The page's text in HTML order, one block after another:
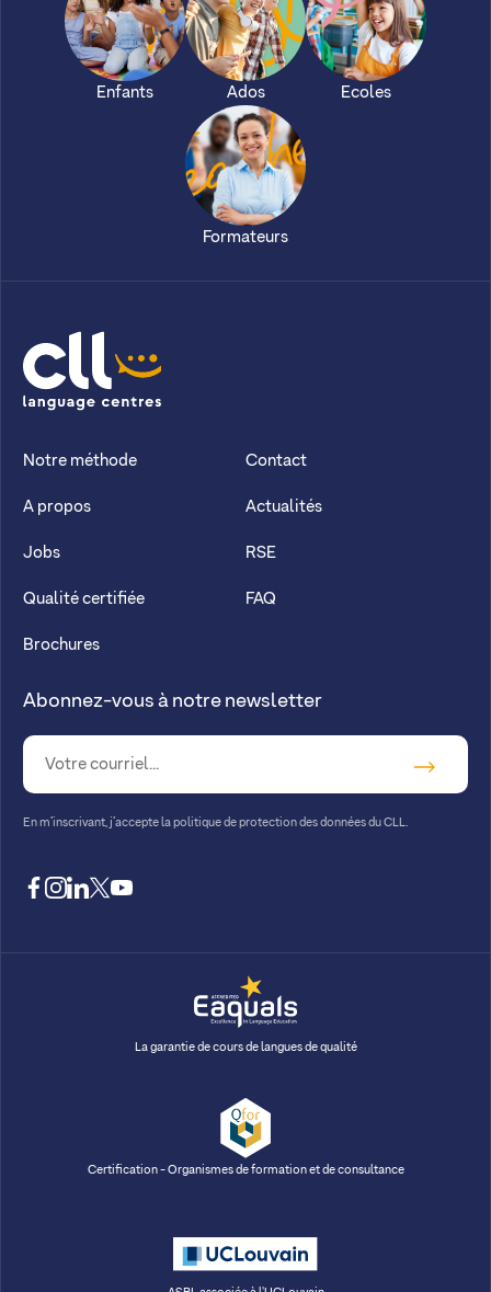
Enfants Ados Ecoles
Formateurs
CLL
Notre méthode
A propos
Jobs
Qualité certifiée
Brochures
Contact
Actualités
RSE
FAQ
Abonnez-vous à notre newsletter
En m’inscrivant, j’accepte la politique de protection des données du CLL.
facebook
instagram
linkedin
twitteryoutube
La garantie de cours de langues de qualité
Certification - Organismes de formation et de consultance